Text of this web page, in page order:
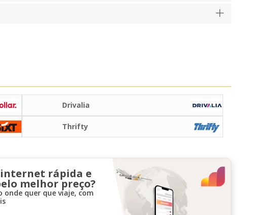
Drivalia
Thrifty
internet rápida e
melhor preço?
onde quer que viaje, com